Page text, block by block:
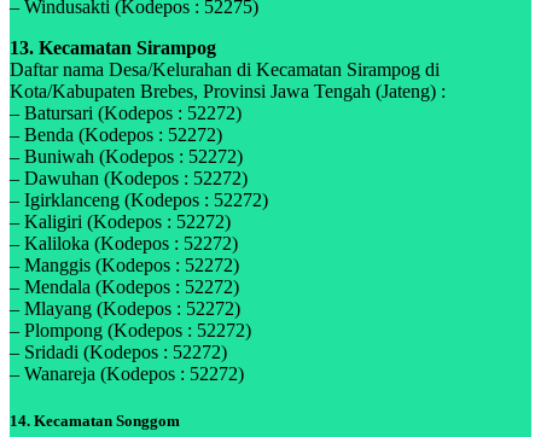
– Windusakti (Kodepos : 52275)
13. Kecamatan Sirampog
Daftar nama Desa/Kelurahan di Kecamatan Sirampog di
Kota/Kabupaten Brebes, Provinsi Jawa Tengah (Jateng) :
– Batursari (Kodepos : 52272)
– Benda (Kodepos : 52272)
– Buniwah (Kodepos : 52272)
– Dawuhan (Kodepos : 52272)
– Igirklanceng (Kodepos : 52272)
– Kaligiri (Kodepos : 52272)
– Kaliloka (Kodepos : 52272)
– Manggis (Kodepos : 52272)
– Mendala (Kodepos : 52272)
– Mlayang (Kodepos : 52272)
– Plompong (Kodepos : 52272)
– Sridadi (Kodepos : 52272)
– Wanareja (Kodepos : 52272)
14. Kecamatan Songgom